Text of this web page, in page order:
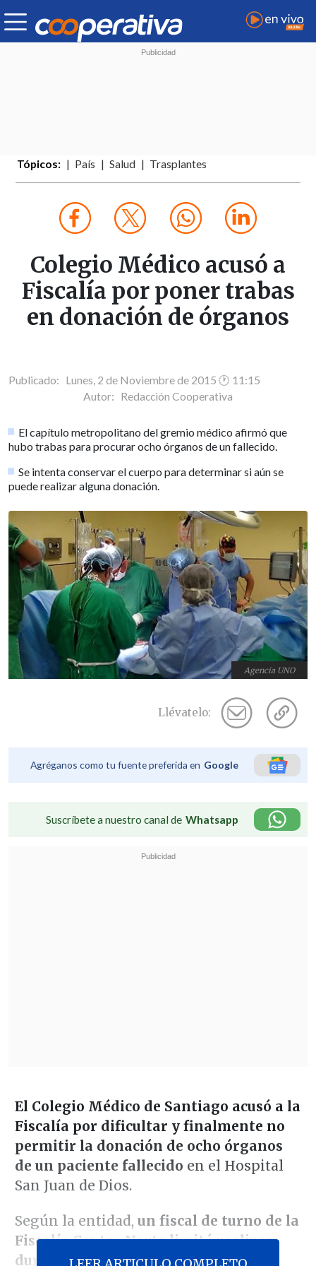
Tópicos: País Salud Trasplantes
Colegio Médico acusó a
Fiscalía por poner trabas
en donación de órganos
Publicado: Lunes, 2 de Noviembre de 2015 🕐 11:15
Autor: Redacción Cooperativa
El capítulo metropolitano del gremio médico afirmó que
hubo trabas para procurar ocho órganos de un fallecido.
Se intenta conservar el cuerpo para determinar si aún se
puede realizar alguna donación.
Agencia UNO
Llévatelo:
Agréganos como tu fuente preferida en Google
Suscríbete a nuestro canal de Whatsapp
El Colegio Médico de Santiago acusó a la
Fiscalía por dificultar y finalmente no
permitir la donación de ocho órganos
de un paciente fallecido en el Hospital
San Juan de Dios.
Según la entidad, un fiscal de turno de la
Fiscalía Centro Norte limitó realizar
durante la noche del domingo un